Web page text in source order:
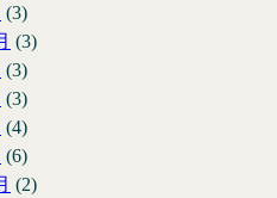
(3)
(3)
(3)
(3)
(4)
(6)
(2)